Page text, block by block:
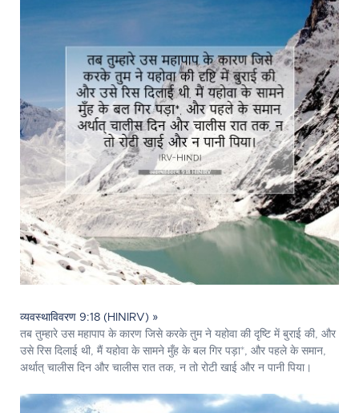
व्यवस्थाविवरण 9:18 (HINIRV) »
तब तुम्हारे उस महापाप के कारण जिसे करके तुम ने यहोवा की दृष्टि में बुराई की, और
उसे रिस दिलाई थी, मैं यहोवा के सामने मुँह के बल गिर पड़ा*, और पहले के समान,
अर्थात् चालीस दिन और चालीस रात तक, न तो रोटी खाई और न पानी पिया।